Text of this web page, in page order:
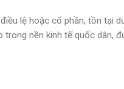
lệ hoặc cổ phần, tồn tại
nền kinh tế quốc dân,